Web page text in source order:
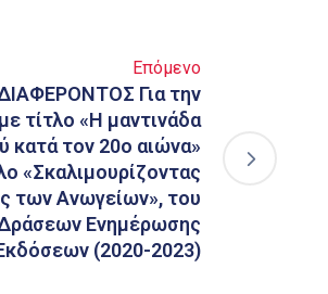
Επόμενο
Για την
τίτλο «Η μαντινάδα
κατά τον 20ο αιώνα»
«Σκαλιμουρίζοντας
των Ανωγείων», του
Ενημέρωσης
(2020-2023)